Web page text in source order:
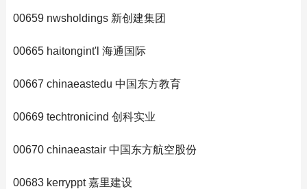
00659 nwsholdings 新创建集团
00665 haitongint'l 海通国际
00667 chinaeastedu 中国东方教育
00669 techtronicind 创科实业
00670 chinaeastair 中国东方航空股份
00683 kerryppt 嘉里建设